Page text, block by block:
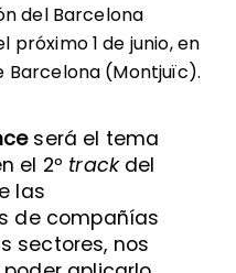
del Barcelona
próximo 1 de junio, en
Barcelona (Montjuïc).
será el tema
el 2º trackdel
las
de compañías
sectores, nos